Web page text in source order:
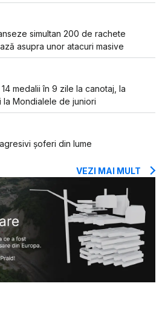
simultan 200 de rachete
asupra unor atacuri masive
medalii în 9 zile la canotaj, la
la Mondialele de juniori
șoferi din lume
VEZI MAI MULT